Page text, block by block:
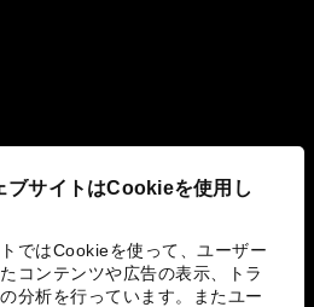
ブサイトはCookieを使用し
ではCookieを使って、ユーザー
コンテンツや広告の表示、トラ
分析を行っています。またユー
組み